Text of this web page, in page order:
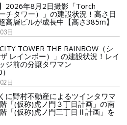
2026年8月2日撮影「Torch
チタワー）」の建設状況！高さ日
高層ビルが成長中【高さ385m】
日
TOWER THE RAINBOW（シ
レインボー）」の建設状況！レイ
ジ前の分譲タワマン
日
に野村不動産によるツインタワマ
「(仮称)虎ノ門３丁目計画」の南
「(仮称)虎ノ門三丁目Ⅱ計画」を